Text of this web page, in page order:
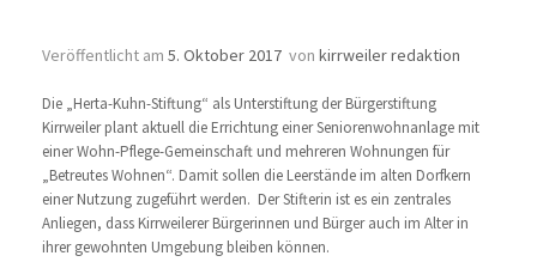
Veröffentlicht am 5. Oktober 2017 von kirrweiler redaktion
Die „Herta-Kuhn-Stiftung“ als Unterstiftung der Bürgerstiftung
Kirrweiler plant aktuell die Errichtung einer Seniorenwohnanlage mit
einer Wohn-Pflege-Gemeinschaft und mehreren Wohnungen für
„Betreutes Wohnen“. Damit sollen die Leerstände im alten Dorfkern
einer Nutzung zugeführt werden. Der Stifterin ist es ein zentrales
Anliegen, dass Kirrweilerer Bürgerinnen und Bürger auch im Alter in
ihrer gewohnten Umgebung bleiben können.